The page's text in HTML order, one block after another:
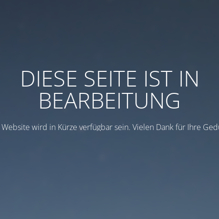
DIESE SEITE IST IN
BEARBEITUNG
wird in Kürze verfügbar sein. Vielen Dank für Ihre